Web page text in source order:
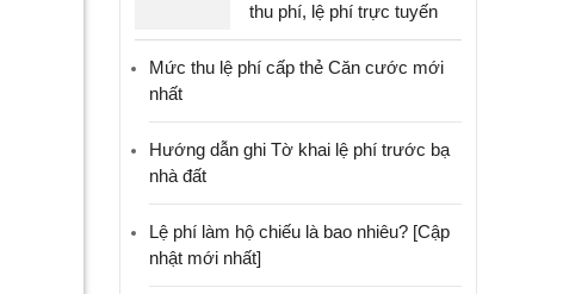
thu phí, lệ phí trực tuyến
Mức thu lệ phí cấp thẻ Căn cước mới
nhất
Hướng dẫn ghi Tờ khai lệ phí trước bạ
nhà đất
Lệ phí làm hộ chiếu là bao nhiêu? [Cập
nhật mới nhất]